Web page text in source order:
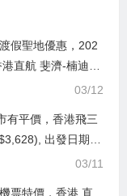
假聖地優惠，202
直航 斐濟-楠迪來
出發截
03/12
有平價，香港飛三
出發日期去
03/11
票特價，香港 直